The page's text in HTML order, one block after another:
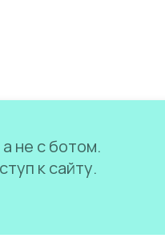
не с ботом.
к сайту.